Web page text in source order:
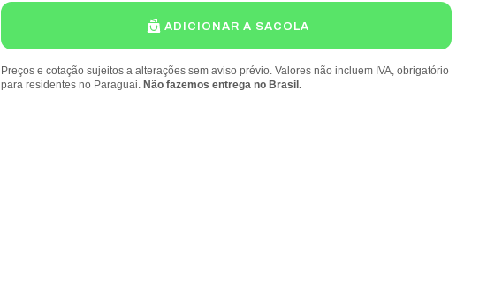
ADICIONAR A SACOLA
Preços e cotação sujeitos a alterações sem aviso prévio. Valores não incluem IVA, obrigatório
para residentes no Paraguai. Não fazemos entrega no Brasil.